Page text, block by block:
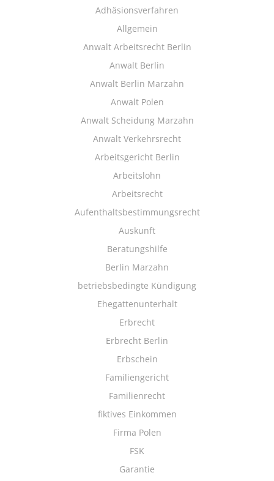
Adhäsionsverfahren
Allgemein
Anwalt Arbeitsrecht Berlin
Anwalt Berlin
Anwalt Berlin Marzahn
Anwalt Polen
Anwalt Scheidung Marzahn
Anwalt Verkehrsrecht
Arbeitsgericht Berlin
Arbeitslohn
Arbeitsrecht
Aufenthaltsbestimmungsrecht
Auskunft
Beratungshilfe
Berlin Marzahn
betriebsbedingte Kündigung
Ehegattenunterhalt
Erbrecht
Erbrecht Berlin
Erbschein
Familiengericht
Familienrecht
fiktives Einkommen
Firma Polen
FSK
Garantie